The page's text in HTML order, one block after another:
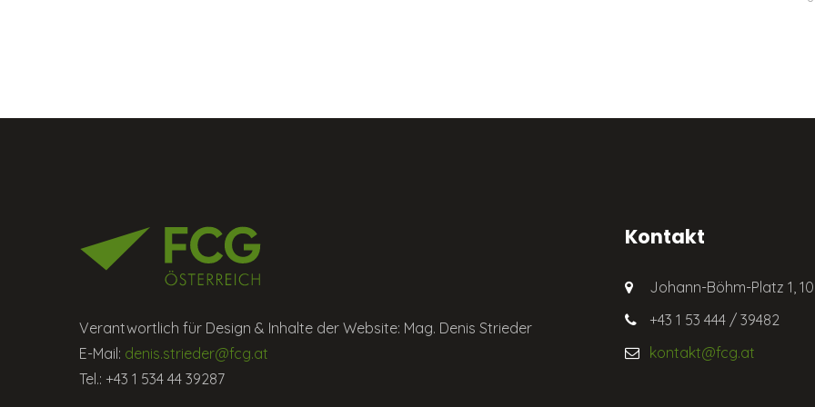
Verantwortlich für Design & Inhalte der Website: Mag. Denis Strieder
E-Mail: denis.strieder@fcg.at
Tel.: +43 1 534 44 39287
Kontakt
Johann-Böhm-Platz 1,
+43 1 53 444 / 39482
kontakt@fcg.at